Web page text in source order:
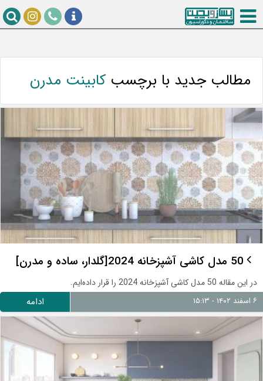
مطالب جدید با برچسب کابینت مدرن
50 مدل کاشی آشپزخانه 2024[گلدار، ساده و مدرن]
در این مقاله 50 مدل کاشی آشپزخانه 2024 را قرار داده‌ایم.
ادامه